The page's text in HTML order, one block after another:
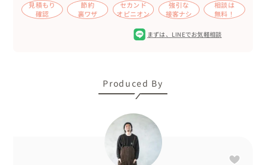
見積もり
確認
節約
裏ワザ
セカンド
オピニオン
強引な
接客ナシ
相談は
無料！
まずは、 LINEでお気軽相談
Produced By